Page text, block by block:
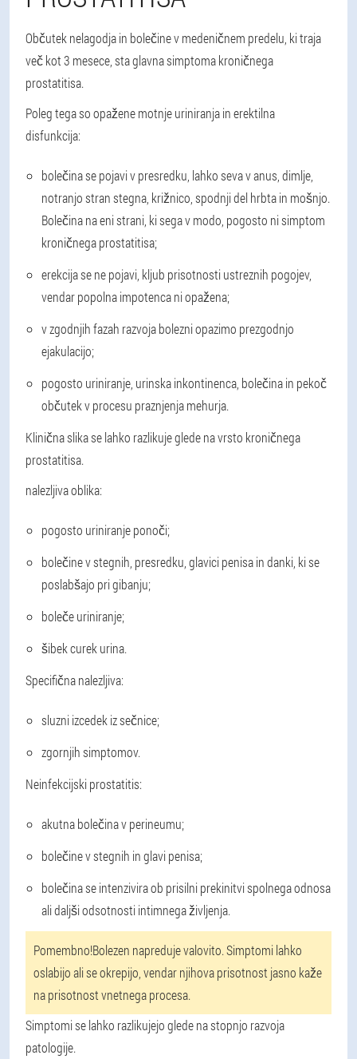
Občutek nelagodja in bolečine v medeničnem predelu, ki traja
več kot 3 mesece, sta glavna simptoma kroničnega
prostatitisa.
Poleg tega so opažene motnje uriniranja in erektilna
disfunkcija:
bolečina se pojavi v presredku, lahko seva v anus, dimlje,
notranjo stran stegna, križnico, spodnji del hrbta in mošnjo.
Bolečina na eni strani, ki sega v modo, pogosto ni simptom
kroničnega prostatitisa;
erekcija se ne pojavi, kljub prisotnosti ustreznih pogojev,
vendar popolna impotenca ni opažena;
v zgodnjih fazah razvoja bolezni opazimo prezgodnjo
ejakulacijo;
pogosto uriniranje, urinska inkontinenca, bolečina in pekoč
občutek v procesu praznjenja mehurja.
Klinična slika se lahko razlikuje glede na vrsto kroničnega
prostatitisa.
nalezljiva oblika:
pogosto uriniranje ponoči;
bolečine v stegnih, presredku, glavici penisa in danki, ki se
poslabšajo pri gibanju;
boleče uriniranje;
šibek curek urina.
Specifična nalezljiva:
sluzni izcedek iz sečnice;
zgornjih simptomov.
Neinfekcijski prostatitis:
akutna bolečina v perineumu;
bolečine v stegnih in glavi penisa;
bolečina se intenzivira ob prisilni prekinitvi spolnega odnosa
ali daljši odsotnosti intimnega življenja.
Pomembno!Bolezen napreduje valovito. Simptomi lahko
oslabijo ali se okrepijo, vendar njihova prisotnost jasno kaže
na prisotnost vnetnega procesa.
Simptomi se lahko razlikujejo glede na stopnjo razvoja
patologije.